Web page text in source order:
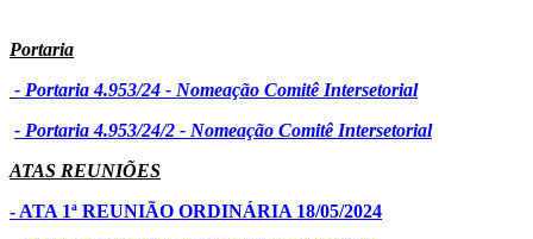
Portaria
- Portaria 4.953/24 - Nomeação Comitê Intersetorial
- Portaria 4.953/24/2 - Nomeação Comitê Intersetorial
ATAS REUNIÕES
- ATA 1ª REUNIÃO ORDINÁRIA 18/05/2024